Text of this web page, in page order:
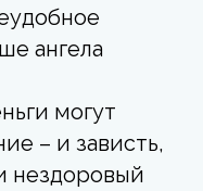
ангела
могут
– и зависть,
нездоровый